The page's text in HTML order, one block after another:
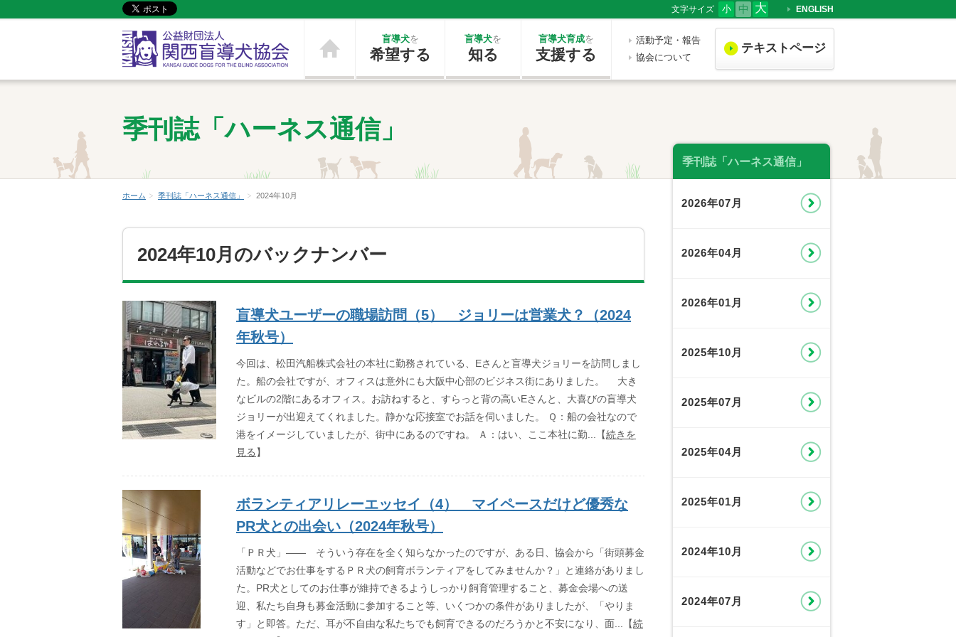
盲導犬を
希望する
盲導犬を
知る
盲導犬育成を
支援する
活動予定・報告
協会について
テキストページ
文字サイズ 小 中 大 ENGLISH
季刊誌「ハーネス通信」
ホーム 季刊誌「ハーネス通信」 2024年10月
2024年10月 のバックナンバー
盲導犬ユーザーの職場訪問（5） ジョリーは営業犬？（2024
年秋号）
今回は、松田汽船株式会社の本社に勤務されている、Eさんと盲導犬ジョリーを訪問しまし
た。船の会社ですが、オフィスは意外にも大阪中心部のビジネス街にありました。 大き
なビルの2階にあるオフィス。お訪ねすると、すらっと背の高いEさんと、大喜びの盲導犬
ジョリーが出迎えてくれました。静かな応接室でお話を伺いました。 Ｑ：船の会社なので
港をイメージしていましたが、街中にあるのですね。 Ａ：はい、ここ本社に勤...【続きを
見る 】
ボランティアリレーエッセイ（4） マイペースだけど優秀な
PR犬との出会い（2024年秋号）
「ＰＲ犬」―― そういう存在を全く知らなかったのですが、ある日、協会から「街頭募金
活動などでお仕事をするＰＲ犬の飼育ボランティアをしてみませんか？」と連絡がありまし
た。PR犬としてのお仕事が維持できるようしっかり飼育管理すること、募金会場への送
迎、私たち自身も募金活動に参加すること等、いくつかの条件がありましたが、「やりま
す」と即答。ただ、耳が不自由な私たちでも飼育できるのだろうかと不安になり、面...【続
季刊誌「ハーネス通信」
2026年07月
2026年04月
2026年01月
2025年10月
2025年07月
2025年04月
2025年01月
2024年10月
2024年07月